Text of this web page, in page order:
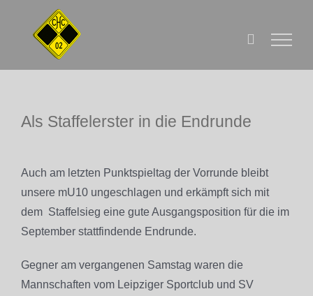
springen
Als Staffelerster in die Endrunde
grösseres
Bild
Auch am letzten Punktspieltag der Vorrunde bleibt
unsere mU10 ungeschlagen und erkämpft sich mit
dem Staffelsieg eine gute Ausgangsposition für die im
September stattfindende Endrunde.
Gegner am vergangenen Samstag waren die
Mannschaften vom Leipziger Sportclub und SV